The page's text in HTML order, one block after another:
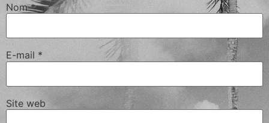
Nom*
E-mail *
Site web